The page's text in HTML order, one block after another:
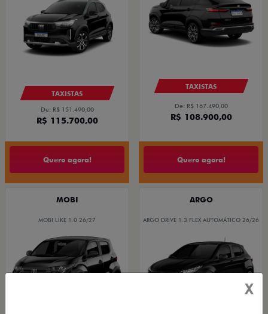
TAXISTAS
De: R$ 151.490,00
R$ 115.700,00
Quero agora!
TAXISTAS
De: R$ 167.490,00
R$ 108.900,00
Quero agora!
MOBI
MOBI LIKE 1.0 26/27
ARGO
ARGO DRIVE 1.3 FLEX AUTOMÁTICO 26/26
X